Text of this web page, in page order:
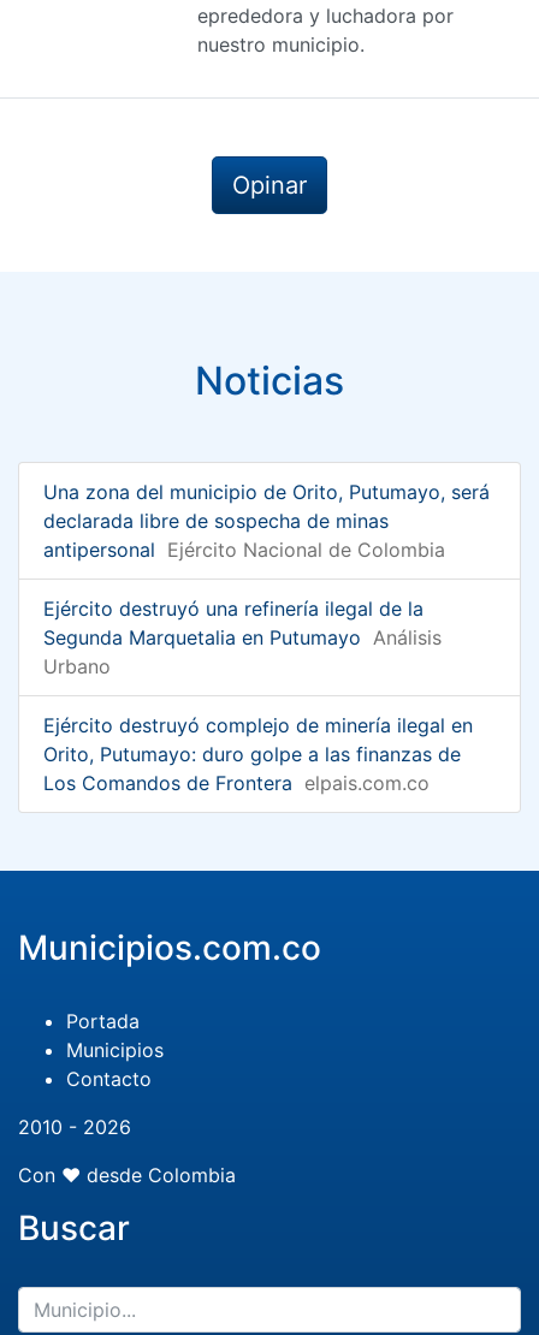
eprededora y luchadora por
nuestro municipio.
Opinar
Noticias
Una zona del municipio de Orito, Putumayo, será
declarada libre de sospecha de minas
antipersonal Ejército Nacional de Colombia
Ejército destruyó una refinería ilegal de la
Segunda Marquetalia en Putumayo Análisis
Urbano
Ejército destruyó complejo de minería ilegal en
Orito, Putumayo: duro golpe a las finanzas de
Los Comandos de Frontera elpais.com.co
Municipios.com.co
Portada
Municipios
Contacto
2010 - 2026
Con ❤️ desde Colombia
Buscar